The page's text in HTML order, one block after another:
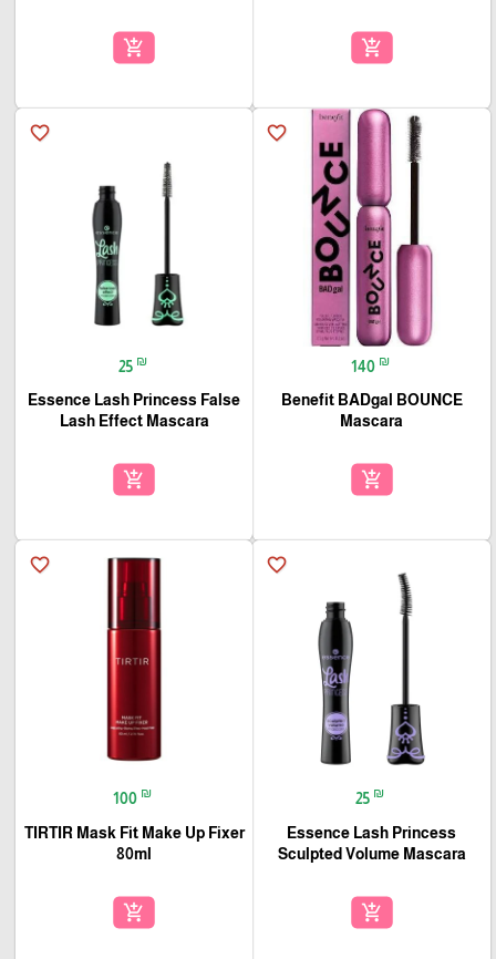
add_shopping_cart
add_shopping_cart
favorite_border
140 ₪
Benefit BADgal BOUNCE
Mascara
add_shopping_cart
favorite_border
25 ₪
Essence Lash Princess False
Lash Effect Mascara
add_shopping_cart
favorite_border
25 ₪
Essence Lash Princess
Sculpted Volume Mascara
add_shopping_cart
favorite_border
100 ₪
TIRTIR Mask Fit Make Up Fixer
80ml
add_shopping_cart